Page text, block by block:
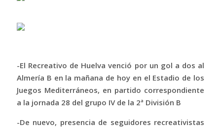
-El Recreativo de Huelva venció por un gol a dos al
Almería B en la mañana de hoy en el Estadio de los
Juegos Mediterráneos, en partido correspondiente
a la jornada 28 del grupo IV de la 2ª División B
-De nuevo, presencia de seguidores recreativistas